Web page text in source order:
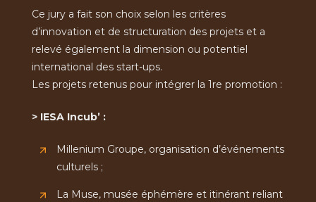
Ce jury a fait son choix selon les critères
d’innovation et de structuration des projets et a
relevé également la dimension ou potentiel
international des start-ups.
Les projets retenus pour intégrer la 1re promotion :
> IESA Incub’ :
Millenium Groupe, organisation d’événements
culturels ;
La Muse, musée éphémère et itinérant reliant